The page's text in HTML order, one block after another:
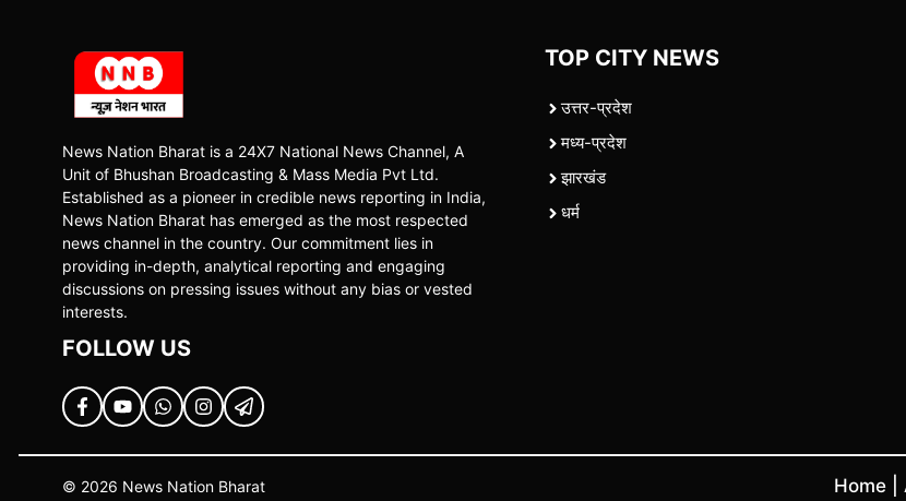
News Nation Bharat is a 24X7 National News Channel, A
Unit of Bhushan Broadcasting & Mass Media Pvt Ltd.
Established as a pioneer in credible news reporting in India,
News Nation Bharat has emerged as the most respected
news channel in the country. Our commitment lies in
providing in-depth, analytical reporting and engaging
discussions on pressing issues without any bias or vested
interests.
FOLLOW US
TOP CITY NEWS
उत्तर-प्रदेश
मध्य-प्रदेश
झारखंड
धर्म
© 2026 News Nation Bharat Home